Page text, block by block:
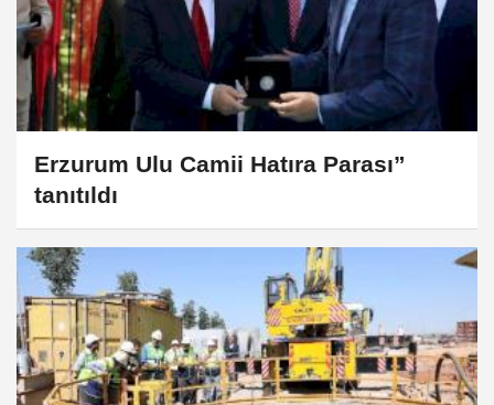
Erzurum Ulu Camii Hatıra Parası”
tanıtıldı